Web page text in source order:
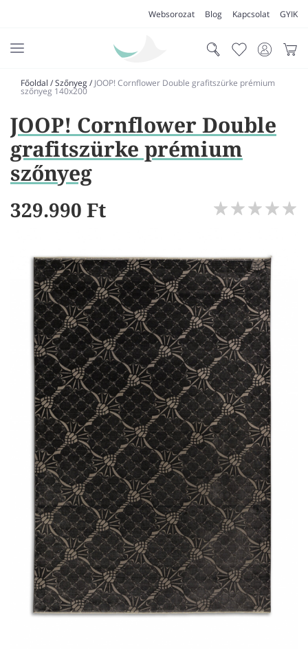
Websorozat Blog Kapcsolat GYIK
SZŐNYEG
PADLÓSZŐNYEG
LAMINÁLT PADLÓ
FUTÓSZŐNYEG
LÁBTÖRLŐ
FÜRDŐSZOBA SZŐNYEG
AJÁNDÉK ÖTLETEK
VINYL FALBURKOLAT
Főoldal /Szőnyeg/ JOOP! Cornflower Double grafitszürke prémium
szőnyeg 140x200
JOOP! Cornflower Double
grafitszürke prémium
szőnyeg
329.990 Ft